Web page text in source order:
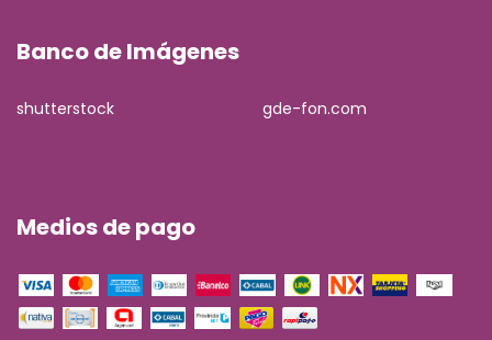
Banco de Imágenes
shutterstock gde-fon.com
Medios de pago